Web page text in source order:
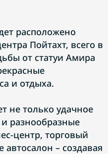
расположено
Пойтахт, всего в
от статуи Амира
и отдыха.
не только удачное
разнообразные
центр, торговый
– создавая